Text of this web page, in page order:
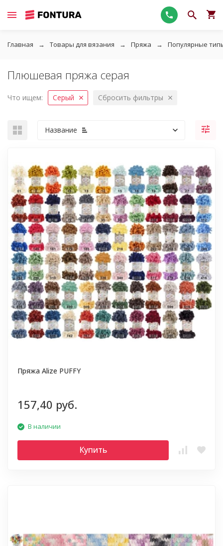
Главная Товары для вязания Пряжа Популярные
Плюшевая пряжа серая
Что ищем: Серый Сбросить фильтры
Название
Пряжа Alize PUFFY
157,40 руб.
В наличии
Купить